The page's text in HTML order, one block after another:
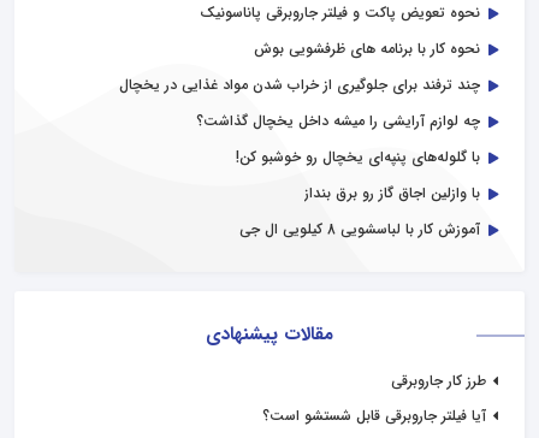
نحوه تعویض پاکت و فیلتر جاروبرقی پاناسونیک
نحوه کار با برنامه های ظرفشویی بوش
چند ترفند برای جلوگیری از خراب شدن مواد غذایی در یخچال
چه لوازم آرایشی را میشه داخل یخچال گذاشت؟
با گلوله‌های پنپه‌ای یخچال رو خوشبو کن!
با وازلین اجاق گاز رو برق بنداز
آموزش کار با لباسشویی 8 کیلویی ال جی
مقالات پیشنهادی
طرز کار جاروبرقی
آیا فیلتر جاروبرقی قابل شستشو است؟